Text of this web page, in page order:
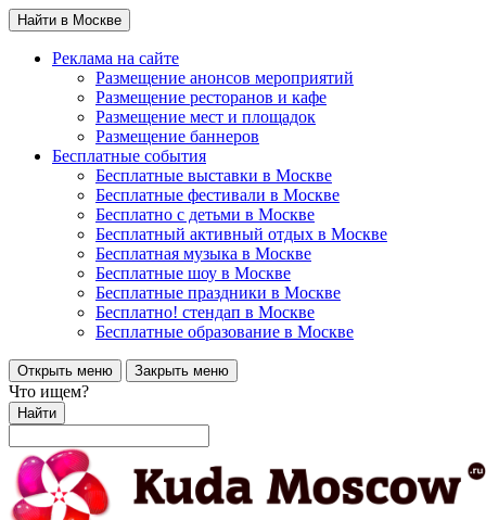
Найти в Москве
Реклама на сайте
Размещение анонсов мероприятий
Размещение ресторанов и кафе
Размещение мест и площадок
Размещение баннеров
Бесплатные события
Бесплатные выставки в Москве
Бесплатные фестивали в Москве
Бесплатно с детьми в Москве
Бесплатный активный отдых в Москве
Бесплатная музыка в Москве
Бесплатные шоу в Москве
Бесплатные праздники в Москве
Бесплатно! стендап в Москве
Бесплатные образование в Москве
Открыть меню Закрыть меню
Что ищем?
Найти